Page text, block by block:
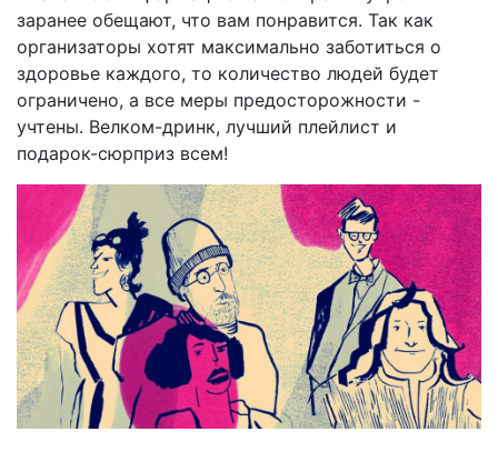
заранее обещают, что вам понравится. Так как
организаторы хотят максимально заботиться о
здоровье каждого, то количество людей будет
ограничено, а все меры предосторожности -
учтены. Велком-дринк, лучший плейлист и
подарок-сюрприз всем!